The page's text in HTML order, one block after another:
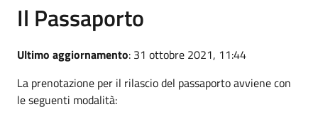
Il Passaporto
Ultimo aggiornamento: 31 ottobre 2021, 11:44
La prenotazione per il rilascio del passaporto avviene con
le seguenti modalità: